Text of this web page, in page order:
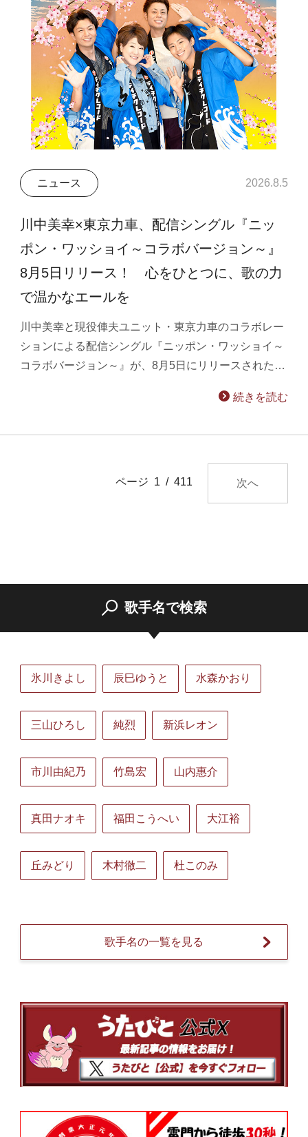
ニュース 2026.8.5
川中美幸×東京力車、配信シングル『ニッ
ポン・ワッショイ～コラボバージョン～』
8月5日リリース！ 心をひとつに、歌の力
で温かなエールを
川中美幸と現役俥夫ユニット・東京力車のコラボレー
ションによる配信シングル『ニッポン・ワッショイ～
コラボバージョン～』が、8月5日にリリースされた…
続きを読む
ページ 1 / 411 次へ
歌手名で検索
氷川きよし 辰巳ゆうと 水森かおり
三山ひろし 純烈 新浜レオン
市川由紀乃 竹島宏 山内惠介
真田ナオキ 福田こうへい 大江裕
丘みどり 木村徹二 杜このみ
歌手名の一覧を見る